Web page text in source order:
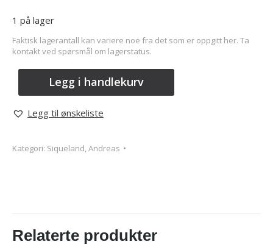
1 på lager
Faktisk lagerantall kan variere noe fra det som er oppgitt her. Ta
kontakt ved spørsmål om lagerstatus.
Legg i handlekurv
Legg til ønskeliste
Kategori: Siqueland, Andreas
Relaterte produkter